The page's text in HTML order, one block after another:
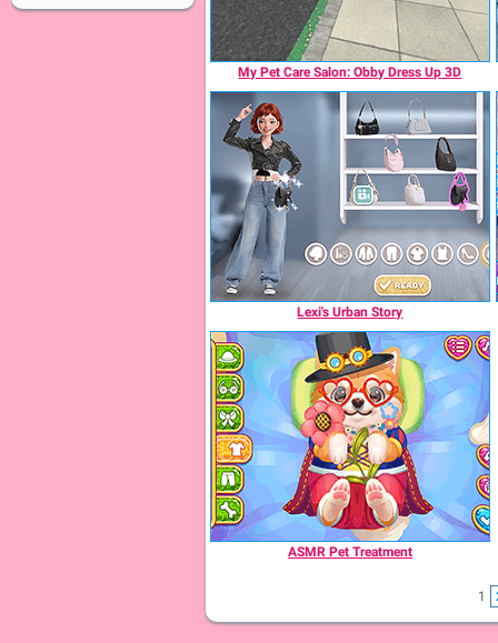
My Pet Care Salon: Obby Dress Up 3D
Lexi's Urban Story
ASMR Pet Treatment
1